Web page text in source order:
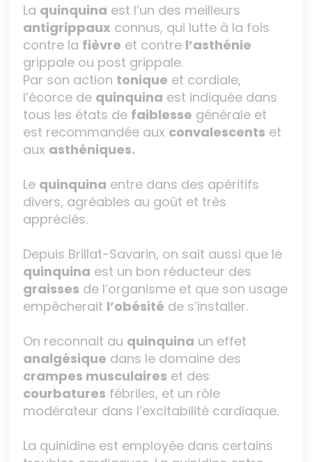
La quinquina est l’un des meilleurs
antigrippaux connus, qui lutte à la fois
contre la fièvre et contre l’asthénie
grippale ou post grippale.
Par son action tonique et cordiale,
l’écorce de quinquina est indiquée dans
tous les états de faiblesse générale et
est recommandée aux convalescents et
aux asthéniques.
Le quinquina entre dans des apéritifs
divers, agréables au goût et très
appréciés.
Depuis Brillat-Savarin, on sait aussi que le
quinquina est un bon réducteur des
graisses de l’organisme et que son usage
empêcherait l’obésité de s’installer.
On reconnait au quinquina un effet
analgésique dans le domaine des
crampes musculaires et des
courbatures fébriles, et un rôle
modérateur dans l’excitabilité cardiaque.
La quinidine est employée dans certains